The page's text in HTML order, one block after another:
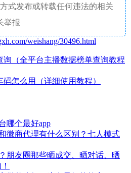
式发布或转载任何违法的相关
举报
weishang/30496.html
询（全平台主播数据榜单查询教程
码怎么用（详细使用教程）
哪个最好app
微商代理有什么区别？七人模式
朋友圈那些晒成交、晒对话、晒